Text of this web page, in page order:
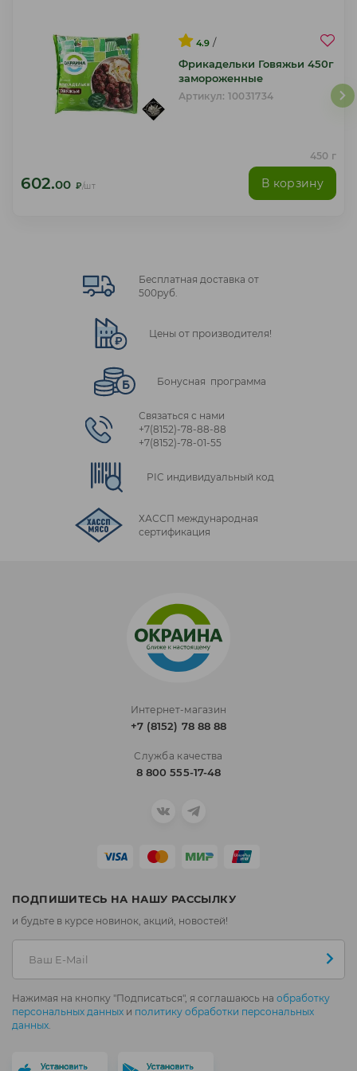
4.9 /
Фрикадельки Говяжьи 450г
замороженные
Артикул: 10031734
450 г
602.00 ₽/шт В корзину
Бесплатная доставка от
500руб.
Цены от производителя!
Бонусная программа
Связаться с нами
+7(8152)‑78‑88‑88
+7(8152)‑78‑01‑55
PIC индивидуальный код
ХАССП международная
сертификация
Интернет-магазин
+7 (8152) 78 88 88
Служба качества
8 800 555-17-48
ПОДПИШИТЕСЬ НА НАШУ РАССЫЛКУ
и будьте в курсе новинок, акций, новостей!
Нажимая на кнопку "Подписаться", я соглашаюсь на обработку
персональных данных и политику обработки персональных
данных